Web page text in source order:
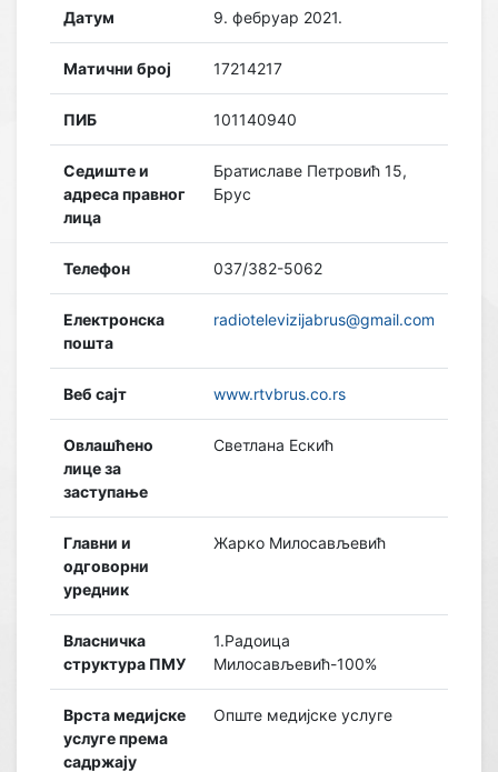
Датум 9. фебруар 2021.
Матични број 17214217
ПИБ 101140940
Седиште и
адреса правног
лица
Братиславе Петровић 15,
Брус
Телефон 037/382-5062
Електронска
пошта
radiotelevizijabrus@gmail.com
Веб сајт www.rtvbrus.co.rs
Овлашћено
лице за
заступање
Светлана Ескић
Главни и
одговорни
уредник
Жарко Милосављевић
Власничка
структура ПМУ
1.Радоица
Милосављевић-100%
Врста медијске
услуге према
садржају
Опште медијске услуге